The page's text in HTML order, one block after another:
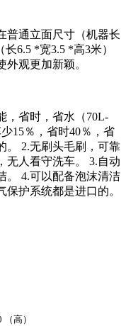
普通立面尺寸（机器长
6.5 *宽3.5 *高3米）
观更加新颖。
，省时，省水（70L-
15％，省时40％，省
。 2.无刷头毛刷，可靠
无人看守洗车。 3.自动
。 4.可以配备泡沫清洁
护系统都是进口的。
高）